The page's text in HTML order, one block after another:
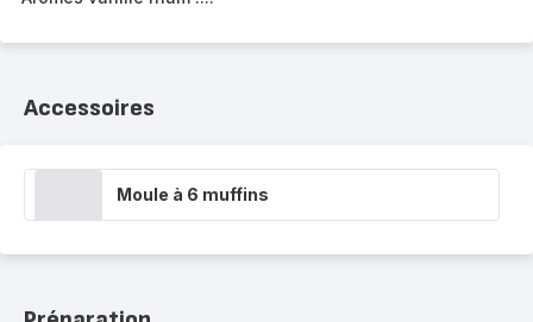
Accessoires
Moule à 6 muffins